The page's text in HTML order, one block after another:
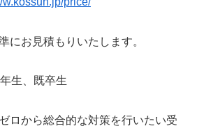
積もりいたします。
生、既卒生
総合的な対策を行いたい受